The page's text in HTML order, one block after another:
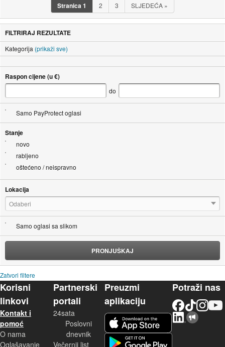
Stranica 1 2 3 SLJEDEĆA »
FILTRIRAJ REZULTATE
Kategorija (prikaži sve)
Raspon cijene (u €)
do
Samo PayProtect oglasi
Stanje
novo
rabljeno
oštećeno / neispravno
Lokacija
Odaberi
Samo oglasi sa slikom
PRONJUŠKAJ
Zatvori filtere
Korisni
linkovi
Kontakt i
pomoć
O nama
Oglašavanje
Partnerski
portali
24sata
Poslovni
dnevnik
Večernji list
Preuzmi
aplikaciju
Potraži nas